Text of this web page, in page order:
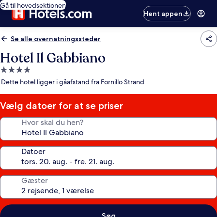
Gå til hovedsektionen
Hent appen
Se alle overnatningssteder
Hotel Il Gabbiano
4.0-
stjernet
Dette hotel ligger i gåafstand fra Fornillo Strand
Vælg datoer for at se priser
Hvor skal du hen?
Datoer
Gæster